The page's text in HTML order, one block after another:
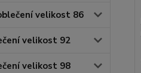
velikost 86
velikost 92
velikost 98